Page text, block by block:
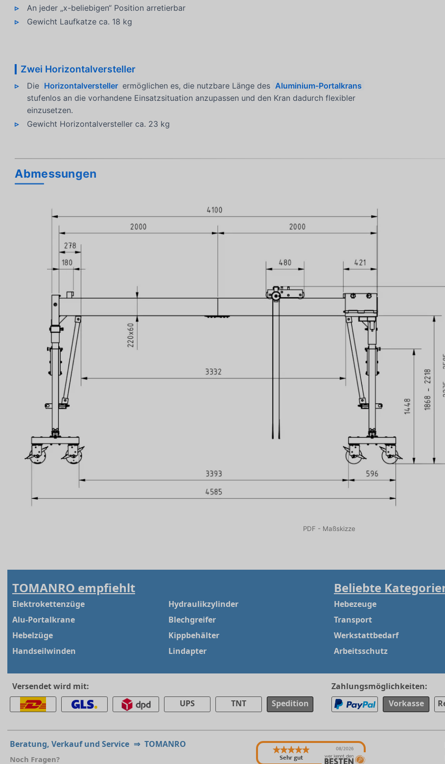
An jeder „x-beliebigen“ Position arretierbar
Gewicht Laufkatze ca. 18 kg
Zwei Horizontalversteller
Die Horizontalversteller ermöglichen es, die nutzbare Länge des Aluminium-Portalkrans
stufenlos an die vorhandene Einsatzsituation anzupassen und den Kran dadurch flexibler
einzusetzen.
Gewicht Horizontalversteller ca. 23 kg
Abmessungen
PDF - Maßskizze
TOMANRO empfiehlt
Elektrokettenzüge
Alu-Portalkrane
Hebelzüge
Handseilwinden
Hydraulikzylinder
Blechgreifer
Kippbehälter
Lindapter
Beliebte
Hebezeuge
Transport
Werkstattbedarf
Arbeitsschutz
Versendet wird mit:
UPS
TNT Spedition
Zahlungsmöglichkeiten:
Vorkasse
Beratung, Verkauf und Service ⇒ TOMANRO
Noch Fragen? Sehr gut
08/2026